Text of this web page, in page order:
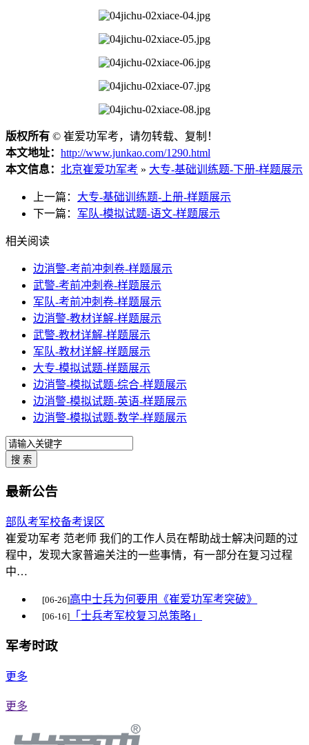
版权所有 © 崔爱功军考，请勿转载、复制！
本文地址： http://www.junkao.com/1290.html
本文信息： 北京崔爱功军考 » 大专-基础训练题-下册-样题展示
上一篇： 大专-基础训练题-上册-样题展示
下一篇： 军队-模拟试题-语文-样题展示
相关阅读
边消警-考前冲刺卷-样题展示
武警-考前冲刺卷-样题展示
军队-考前冲刺卷-样题展示
边消警-教材详解-样题展示
武警-教材详解-样题展示
军队-教材详解-样题展示
大专-模拟试题-样题展示
边消警-模拟试题-综合-样题展示
边消警-模拟试题-英语-样题展示
边消警-模拟试题-数学-样题展示
最新公告
部队考军校备考误区
崔爱功军考 范老师 我们的工作人员在帮助战士解决问题的过
程中，发现大家普遍关注的一些事情，有一部分在复习过程
中…
[06-26]高中士兵为何要用《崔爱功军考突破》
[06-16] 「士兵考军校复习总策略」
军考时政
更多
更多